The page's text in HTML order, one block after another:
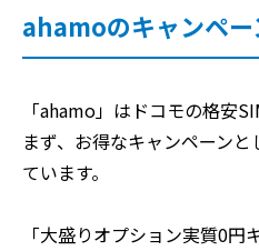
ahamoのキャンペー
「ahamo」はドコモの格安
まず、お得なキャンペーン
ています。
「大盛りオプション実質0